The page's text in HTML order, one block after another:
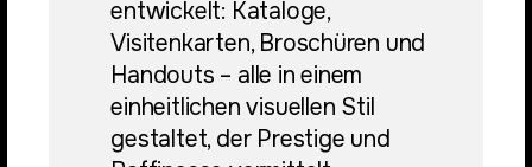
entwickelt: Kataloge,
Visitenkarten, Broschüren und
Handouts – alle in einem
einheitlichen visuellen Stil
gestaltet, der Prestige und